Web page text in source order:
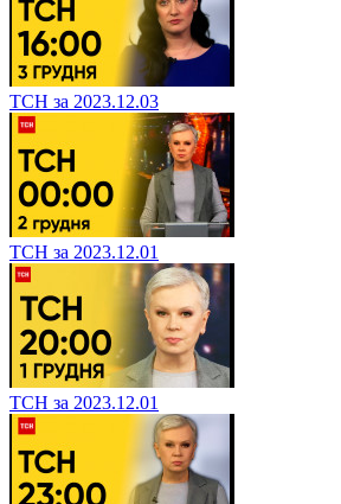
ТСН за 2023.12.03
ТСН за 2023.12.01
ТСН за 2023.12.01